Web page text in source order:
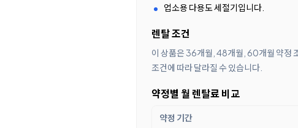
업소용 다용도 세절기입니다.
렌탈 조건
이 상품은 36개월, 48개월, 60개월 약정
조건에 따라 달라질 수 있습니다.
약정별 월 렌탈료 비교
약정 기간